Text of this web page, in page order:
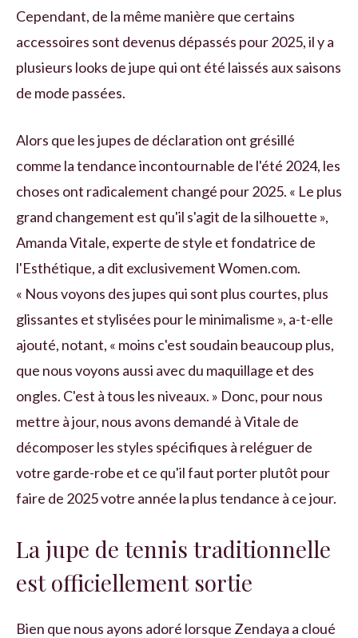
Cependant, de la même manière que certains
accessoires sont devenus dépassés pour 2025, il y a
plusieurs looks de jupe qui ont été laissés aux saisons
de mode passées.
Alors que les jupes de déclaration ont grésillé
comme la tendance incontournable de l'été 2024, les
choses ont radicalement changé pour 2025. « Le plus
grand changement est qu'il s'agit de la silhouette »,
Amanda Vitale, experte de style et fondatrice de
l'Esthétique, a dit exclusivement Women.com.
« Nous voyons des jupes qui sont plus courtes, plus
glissantes et stylisées pour le minimalisme », a-t-elle
ajouté, notant, « moins c'est soudain beaucoup plus,
que nous voyons aussi avec du maquillage et des
ongles. C'est à tous les niveaux. » Donc, pour nous
mettre à jour, nous avons demandé à Vitale de
décomposer les styles spécifiques à reléguer de
votre garde-robe et ce qu'il faut porter plutôt pour
faire de 2025 votre année la plus tendance à ce jour.
La jupe de tennis traditionnelle
est officiellement sortie
Bien que nous ayons adoré lorsque Zendaya a cloué